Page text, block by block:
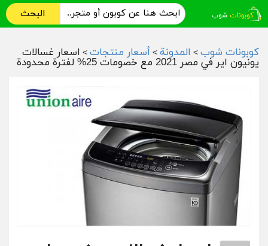
البحث
كوبونات شوب > المدونة > أسعار منتجات > اسعار غسالات
يونيون اير في مصر 2021 مع خصومات 25% لفترة محدودة